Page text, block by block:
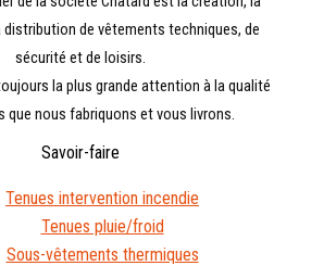
de vêtements techniques, de
sécurité et de loisirs.
la plus grande attention à la qualité
que nous fabriquons et vous livrons.
Savoir-faire
Tenues intervention incendie
Tenues pluie/froid
Sous-vêtements thermiques